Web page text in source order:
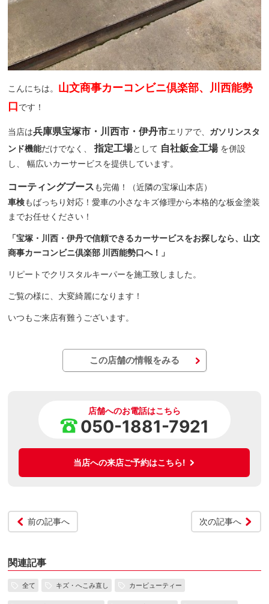
こんにちは。 山文商事カーコンビニ倶楽部、川西能勢
口です！
当店は兵庫県宝塚市・川西市・伊丹市エリアで、 ガソリンスタ
ンド機能だけでなく、指定工場として 自社鈑金工場を併設
し、 幅広いカーサービスを提供しています。
コーティングブースも完備！（近隣の宝塚山本店）
車検もばっちり対応！愛車の小さなキズ修理から本格的な板金塗装
までお任せください！
「宝塚・川西・伊丹で信頼できるカーサービスをお探しなら、山文
商事カーコンビニ倶楽部 川西能勢口へ！」
リピートでクリスタルキーパーを施工致しました。
ご覧の様に、大変綺麗になります！
いつもご来店有難うございます。
この店舗の情報をみる
店舗へのお電話はこちら
050-1881-7921
当店への来店ご予約はこちら!
前の記事へ 次の記事へ
関連記事
全て キズ・へこみ直し カービューティー